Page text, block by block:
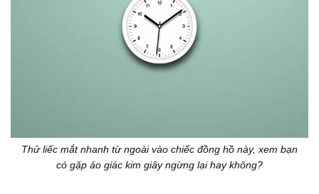
Thử liếc mắt nhanh từ ngoài vào chiếc đồng hồ này, xem bạn
có gặp ảo giác kim giây ngừng lại hay không?